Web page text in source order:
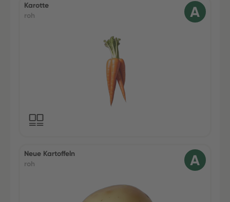
Karotte
roh
Neue Kartoffeln
roh